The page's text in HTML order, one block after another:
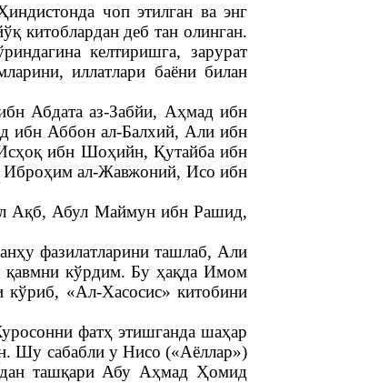
чоп этилган ва энг
китоблардан деб тан олинган.
келтиришга, зарурат
иллатлари баёни билан
Абдата аз-Забйи, Аҳмад ибн
Аббон ал-Балхий, Али ибн
ибн Шоҳийн, Қутайба ибн
ал-Жавжоний, Исо ибн
Ақб, Абул Маймун ибн Рашид,
фазилатларини ташлаб, Али
қавмни кўрдим. Бу ҳақда Имом
кўриб, «Ал-Хасосис» китобини
фатҳ этишганда шаҳар
Шу сабабли у Нисо («Аёллар»)
ташқари Абу Аҳмад Ҳомид